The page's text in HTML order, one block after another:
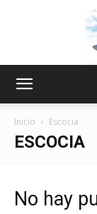
Inicio Escocia
ESCOCIA
No hay